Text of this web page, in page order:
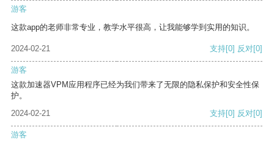
游客
这款app的老师非常专业，教学水平很高，让我能够学到实用的知识。
2024-02-21 支持[0] 反对[0]
游客
这款加速器VPM应用程序已经为我们带来了无限的隐私保护和安全性保
护。
2024-02-21
支持[0] 反对[0]
游客